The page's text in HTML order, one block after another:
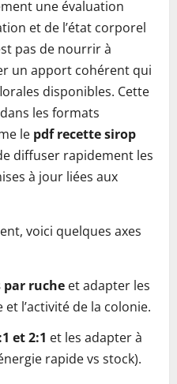
une évaluation
et de l’état corporel
pas de nourrir à
un apport cohérent qui
disponibles. Cette
les formats
le pdf recette sirop
diffuser rapidement les
à jour liées aux
voici quelques axes
par ruche et adapter les
l’activité de la colonie.
et 2:1 et les adapter à
rapide vs stock).